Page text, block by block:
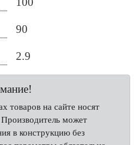
90
2.9
товаров на сайте носят
может
в конструкцию без